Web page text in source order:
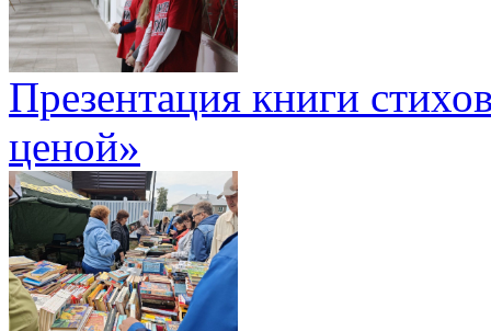
Презентация книги
ценой»